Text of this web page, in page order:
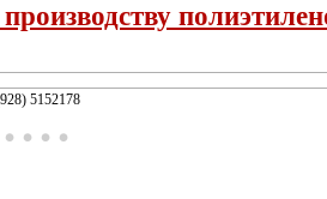
5152178